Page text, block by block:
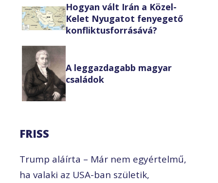
Hogyan vált Irán a Közel-
Kelet Nyugatot fenyegető
konfliktusforrásává?
A leggazdagabb magyar
családok
FRISS
Trump aláírta – Már nem egyértelmű,
ha valaki az USA-ban születik,